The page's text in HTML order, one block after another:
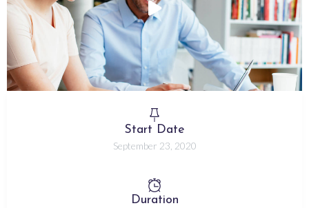
Start Date
September 23, 2020
Duration